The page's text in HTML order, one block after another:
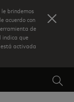
brindemos
acuerdo con
de
indica que
está activada